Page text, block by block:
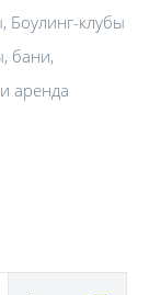
, Боулинг-клубы
бани,
аренда